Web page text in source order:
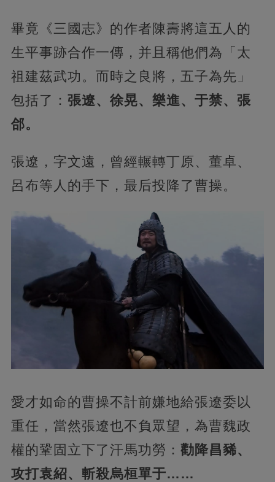
畢竟《三國志》的作者陳壽將這五人的
生平事跡合作一傳，并且稱他們為「太
祖建茲武功。而時之良將，五子為先」
包括了： 張遼、徐晃、樂進、于禁、張
郃。
張遼，字文遠，曾經輾轉丁原、董卓、
呂布等人的手下，最后投降了曹操。
愛才如命的曹操不計前嫌地給張遼委以
重任，當然張遼也不負眾望，為曹魏政
權的鞏固立下了汗馬功勞： 勸降昌豨、
攻打袁紹、斬殺烏桓單于……